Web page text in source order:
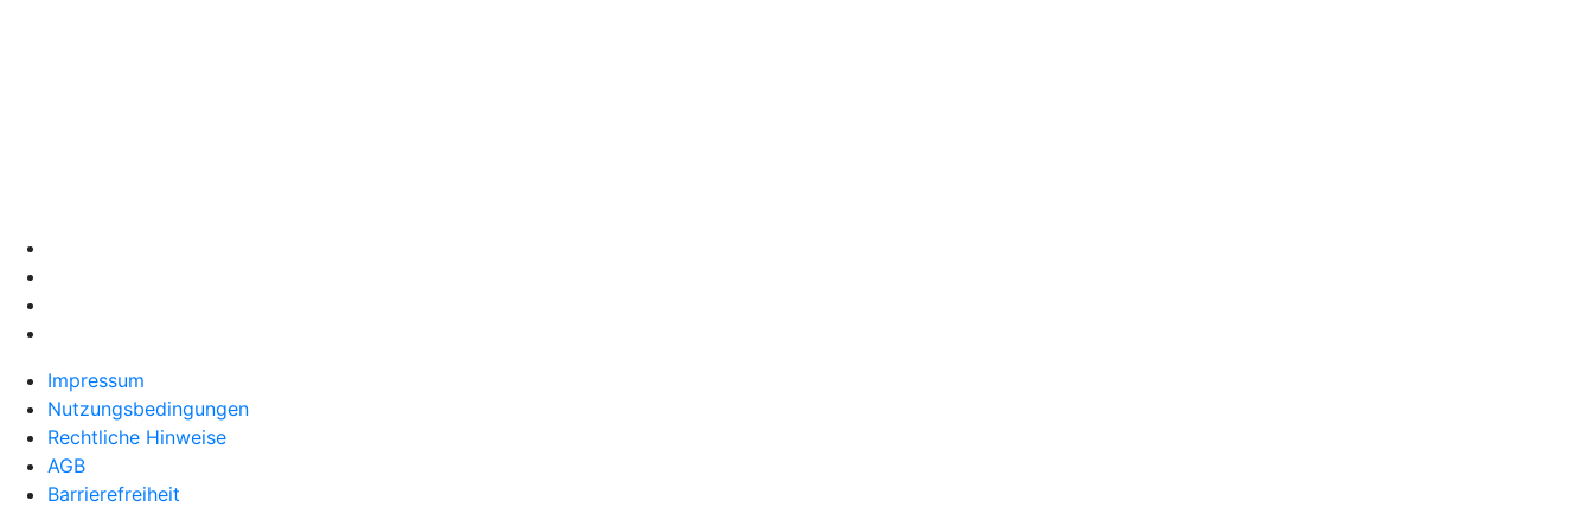
Impressum
Nutzungsbedingungen
Rechtliche Hinweise
AGB
Barrierefreiheit